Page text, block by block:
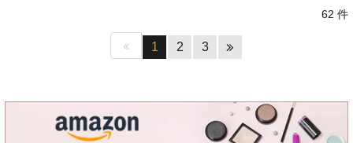
62 件
1 2 3